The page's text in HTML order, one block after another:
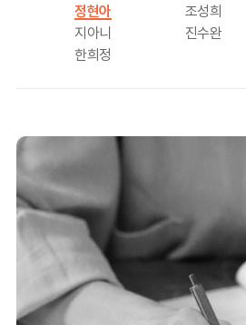
정현아
조성희
지아니
진수완
한희정